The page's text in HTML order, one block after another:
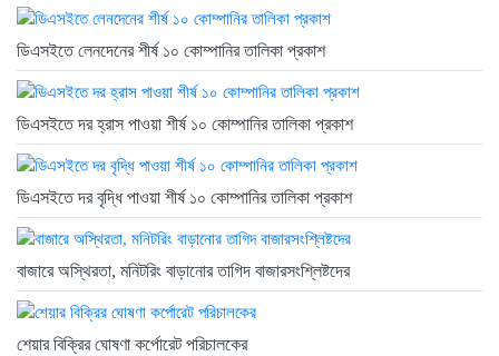
ডিএসইতে লেনদেনের শীর্ষ ১০ কোম্পানির তালিকা প্রকাশ
ডিএসইতে দর হ্রাস পাওয়া শীর্ষ ১০ কোম্পানির তালিকা প্রকাশ
ডিএসইতে দর বৃদ্ধি পাওয়া শীর্ষ ১০ কোম্পানির তালিকা প্রকাশ
বাজারে অস্থিরতা, মনিটরিং বাড়ানোর তাগিদ বাজারসংশ্লিষ্টদের
শেয়ার বিক্রির ঘোষণা কর্পোরেট পরিচালকের